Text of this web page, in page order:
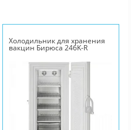
Холодильник для хранения
вакцин Бирюса 246K-R